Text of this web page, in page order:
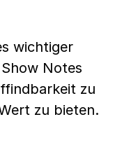
wichtiger
Notes
zu
zu bieten.